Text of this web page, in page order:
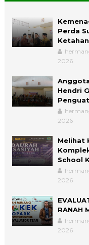
Perda
2026
Hendri
2026
Melihat
School
2026
RANAH
2026